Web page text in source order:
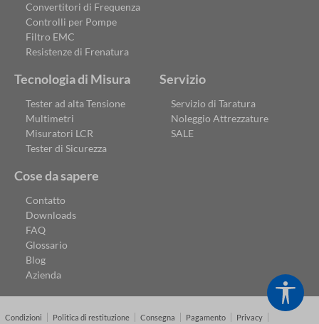
Convertitori di Frequenza
Controlli per Pompe
Filtro EMC
Resistenze di Frenatura
Tecnologia di Misura
Tester ad alta Tensione
Multimetri
Misuratori LCR
Tester di Sicurezza
Servizio
Servizio di Taratura
Noleggio Attrezzature
SALE
Cose da sapere
Contatto
Downloads
FAQ
Glossario
Blog
Azienda
Condizioni Politica di restituzione Consegna Pagamento Privacy